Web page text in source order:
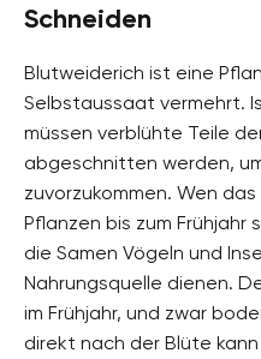
Schneiden
Blutweiderich ist eine
Selbstaussaat vermehrt.
müssen verblühte Teile
abgeschnitten werden,
zuvorzukommen. Wen
Pflanzen bis zum Frühjahr
die Samen Vögeln und
Nahrungsquelle dienen.
im Frühjahr, und zwar
direkt nach der Blüte